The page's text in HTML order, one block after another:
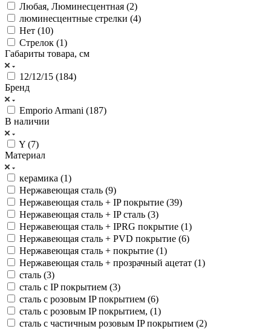
Любая, Люминесцентная (2)
люминесцентные стрелки (4)
Нет (10)
Стрелок (1)
Габариты товара, см
12/12/15 (184)
Бренд
Emporio Armani (187)
В наличии
Y (7)
Материал
керамика (1)
Нержавеющая сталь (9)
Нержавеющая сталь + IP покрытие (39)
Нержавеющая сталь + IP сталь (3)
Нержавеющая сталь + IPRG покрытие (1)
Нержавеющая сталь + PVD покрытие (6)
Нержавеющая сталь + покрытие (1)
Нержавеющая сталь + прозрачный ацетат (1)
сталь (3)
сталь с IP покрытием (3)
сталь с розовым IP покрытием (6)
сталь с розовым IP покрытием, (1)
сталь с частичным розовым IP покрытием (2)